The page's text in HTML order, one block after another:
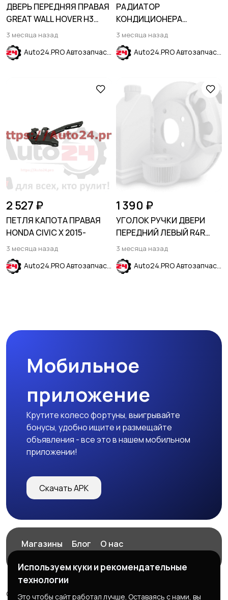
ДВЕРЬ ПЕРЕДНЯЯ ПРАВАЯ
GREAT WALL HOVER H3
2005-2014
3 месяца назад
Auto24.PRO Автозапчасти
РАДИАТОР
КОНДИЦИОНЕРА
720x400x12 AT/MT
1,5T/2,0T/2,5HIBRID FORD
ESCAPE 2019-/MAVERICK
3 месяца назад
Auto24.PRO Автозапчасти
2 527 ₽
ПЕТЛЯ КАПОТА ПРАВАЯ
HONDA CIVIC X 2015-
3 месяца назад
Auto24.PRO Автозапчасти
1 390 ₽
УГОЛОК РУЧКИ ДВЕРИ
ПЕРЕДНИЙ ЛЕВЫЙ R4R
красный HYUNDAI SOLARIS
2017-2024
3 месяца назад
Auto24.PRO Автозапчасти
Мобильное
приложение
Крутите колесо фортуны, выигрывайте
бонусы, удобно ищите и размещайте
объявления - все это в нашем мобильном
приложении!
Скачать APK
Магазины Блог
О нас
© 2026 ExZz.ru - Маркетплейс Экспресс Заказ
Используем куки и рекомендательные
технологии
Это чтобы сайт работал лучше. Оставаясь с нами, вы